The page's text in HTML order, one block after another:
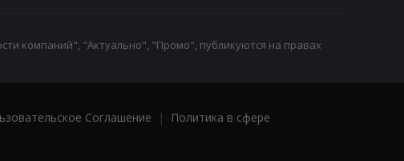
компаний", "Актуально", "Промо", публикуются на правах
Соглашение |
Политика в сфере